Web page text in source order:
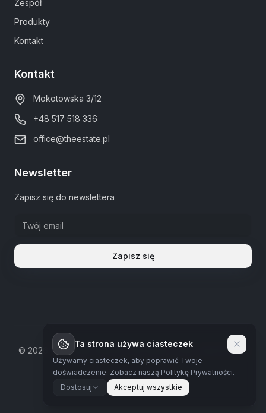
Zespół
Produkty
Kontakt
Kontakt
Mokotowska 3/12
+48 517 518 336
office@theestate.pl
Newsletter
Zapisz się do newslettera
Zapisz się
© 2026 The Estate Warsaw.Wszystkie prawa zastrzeżone
Polityka prywatności
Ta strona używa ciasteczek
Używamy ciasteczek, aby poprawić Twoje
doświadczenie. Zobacz naszą Politykę Prywatności.
Dostosuj
Akceptuj wszystkie